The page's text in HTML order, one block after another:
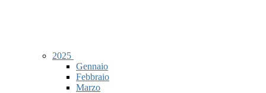
2025
Gennaio
Febbraio
Marzo